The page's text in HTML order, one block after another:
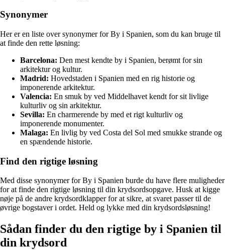
Synonymer
Her er en liste over synonymer for By i Spanien, som du kan bruge til
at finde den rette løsning:
Barcelona: Den mest kendte by i Spanien, berømt for sin
arkitektur og kultur.
Madrid: Hovedstaden i Spanien med en rig historie og
imponerende arkitektur.
Valencia: En smuk by ved Middelhavet kendt for sit livlige
kulturliv og sin arkitektur.
Sevilla: En charmerende by med et rigt kulturliv og
imponerende monumenter.
Malaga: En livlig by ved Costa del Sol med smukke strande og
en spændende historie.
Find den rigtige løsning
Med disse synonymer for By i Spanien burde du have flere muligheder
for at finde den rigtige løsning til din krydsordsopgave. Husk at kigge
nøje på de andre krydsordklapper for at sikre, at svaret passer til de
øvrige bogstaver i ordet. Held og lykke med din krydsordsløsning!
Sådan finder du den rigtige by i Spanien til
din krydsord